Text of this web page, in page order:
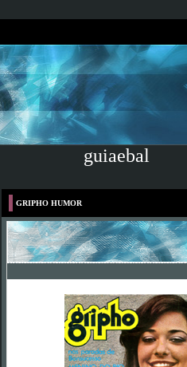
guiaebal
GRIPHO HUMOR